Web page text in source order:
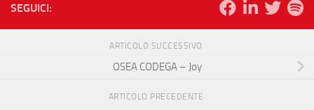
SEGUICI:
ARTICOLO SUCCESSIVO
OSEA CODEGA – Joy
ARTICOLO PRECEDENTE